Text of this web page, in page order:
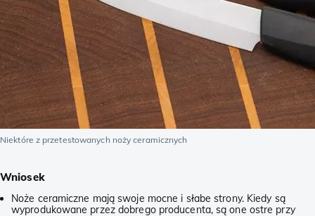
Niektóre z przetestowanych noży ceramicznych
Wniosek
Noże ceramiczne mają swoje mocne i słabe strony. Kiedy są
wyprodukowane przez dobrego producenta, są one ostre przy